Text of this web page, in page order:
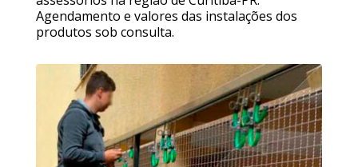
Agendamento e valores das instalações dos
produtos sob consulta.